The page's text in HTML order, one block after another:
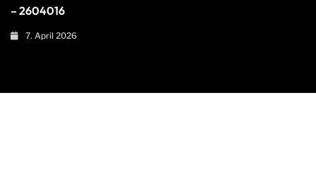
– 2604016
7. April 2026